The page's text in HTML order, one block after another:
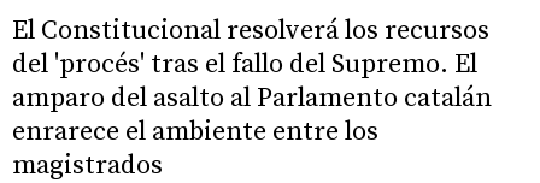
El Constitucional resolverá los recursos
del 'procés' tras el fallo del Supremo. El
amparo del asalto al Parlamento catalán
enrarece el ambiente entre los
magistrados